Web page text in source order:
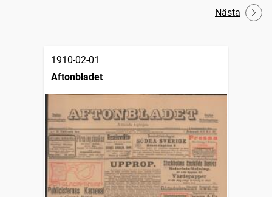
Nästa
1910-02-01
Aftonbladet